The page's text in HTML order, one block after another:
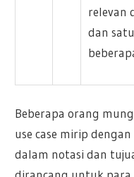
relevan
dan
Beberapa orang
use case mirip
dalam notasi dan